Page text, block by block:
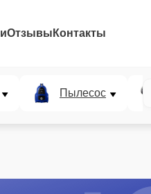
Отзывы Контакты
Пылесос